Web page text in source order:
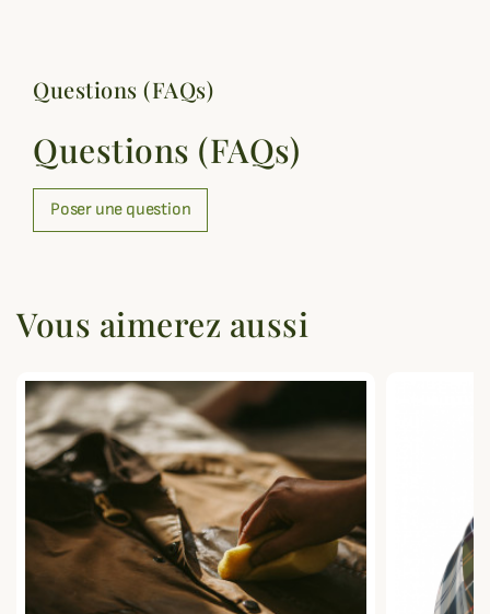
Questions (FAQs)
Questions (FAQs)
Poser une question
Vous aimerez aussi